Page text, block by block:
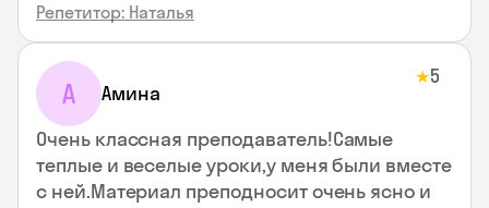
Репетитор: Наталья
А Амина
★5
Очень классная преподаватель!Самые
теплые и веселые уроки,у меня были вместе
с ней.Материал преподносит очень ясно и